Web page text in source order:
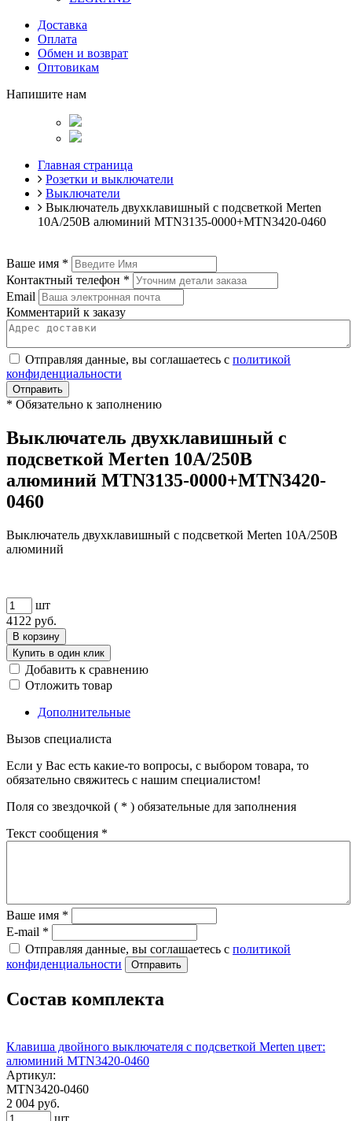
Доставка
Оплата
Обмен и возврат
Оптовикам
Напишите нам
Главная страница
Розетки и выключатели
Выключатели
Выключатель двухклавишный с подсветкой Merten
10А/250В алюминий MTN3135-0000+MTN3420-0460
Ваше имя *
Контактный телефон *
Email
Комментарий к заказу
Отправляя данные, вы соглашаетесь с политикой
конфиденциальности
Отправить
* Обязательно к заполнению
Выключатель двухклавишный с
подсветкой Merten 10А/250В
алюминий MTN3135-0000+MTN3420-
0460
Выключатель двухклавишный с подсветкой Merten 10А/250В
алюминий
шт
4122 руб.
В корзину
Купить в один клик
Добавить к сравнению
Отложить товар
Дополнительные
Вызов специалиста
Если у Вас есть какие-то вопросы, с выбором товара, то
обязательно свяжитесь с нашим специалистом!
Поля со звездочкой ( * ) обязательные для заполнения
Текст сообщения *
Ваше имя *
E-mail *
Отправляя данные, вы соглашаетесь с политикой
конфиденциальности
Отправить
Состав комплекта
Клавиша двойного выключателя c подсветкой Merten цвет:
алюминий MTN3420-0460
Артикул:
MTN3420-0460
2 004 руб.
шт